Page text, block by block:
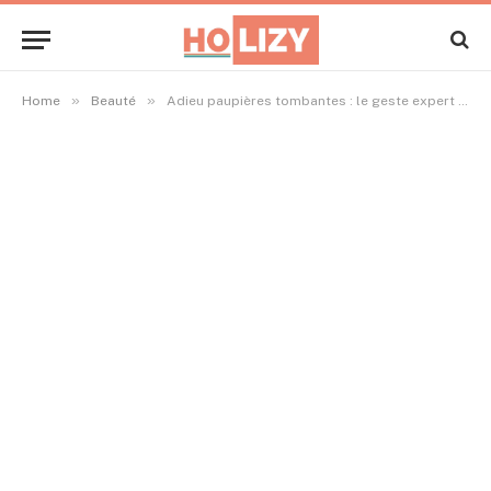
Home » Beauté » Adieu paupières tombantes : le geste expert de Charly Salvator pour un regard transformé